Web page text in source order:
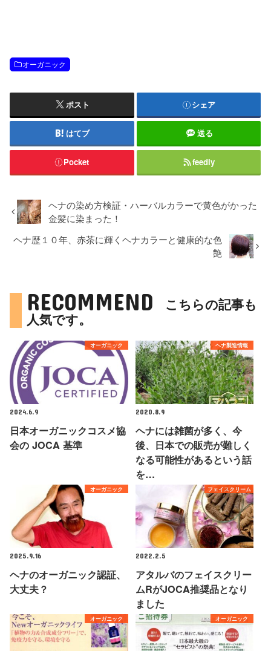
オーガニック
ポスト シェア
はてブ 送る
Pocket feedly
ヘナの染め方検証・ハーバルカラーで黄色がかった
金髪に染まった！
ヘナ歴１０年、赤茶に輝くヘナカラーと健康的な色
艶
RECOMMEND
こちらの記事も
人気です。
オーガニック
2024.6.9
日本オーガニックコスメ協
会の JOCA 基準
ヘナ製造情報
2020.8.9
ヘナには雑菌が多く、今
後、日本での販売が難しく
なる可能性があるという話
を…
オーガニック
2025.9.16
ヘナのオーガニック認証、
大丈夫？
フェイスクリーム
2022.2.5
アタルバのフェイスクリー
ムRがJOCA推奨品となり
ました
オーガニック オーガニック